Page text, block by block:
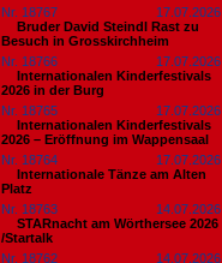
Nr. 18767
17.07.2026
Bruder David Steindl Rast zu
Besuch in Grosskirchheim
Nr. 18766
17.07.2026
Internationalen Kinderfestivals
2026 in der Burg
Nr. 18765
17.07.2026
Internationalen Kinderfestivals
2026 – Eröffnung im Wappensaal
Nr. 18764
17.07.2026
Internationale Tänze am Alten
Platz
Nr. 18763
14.07.2026
STARnacht am Wörthersee 2026
/Startalk
Nr. 18762
14.07.2026